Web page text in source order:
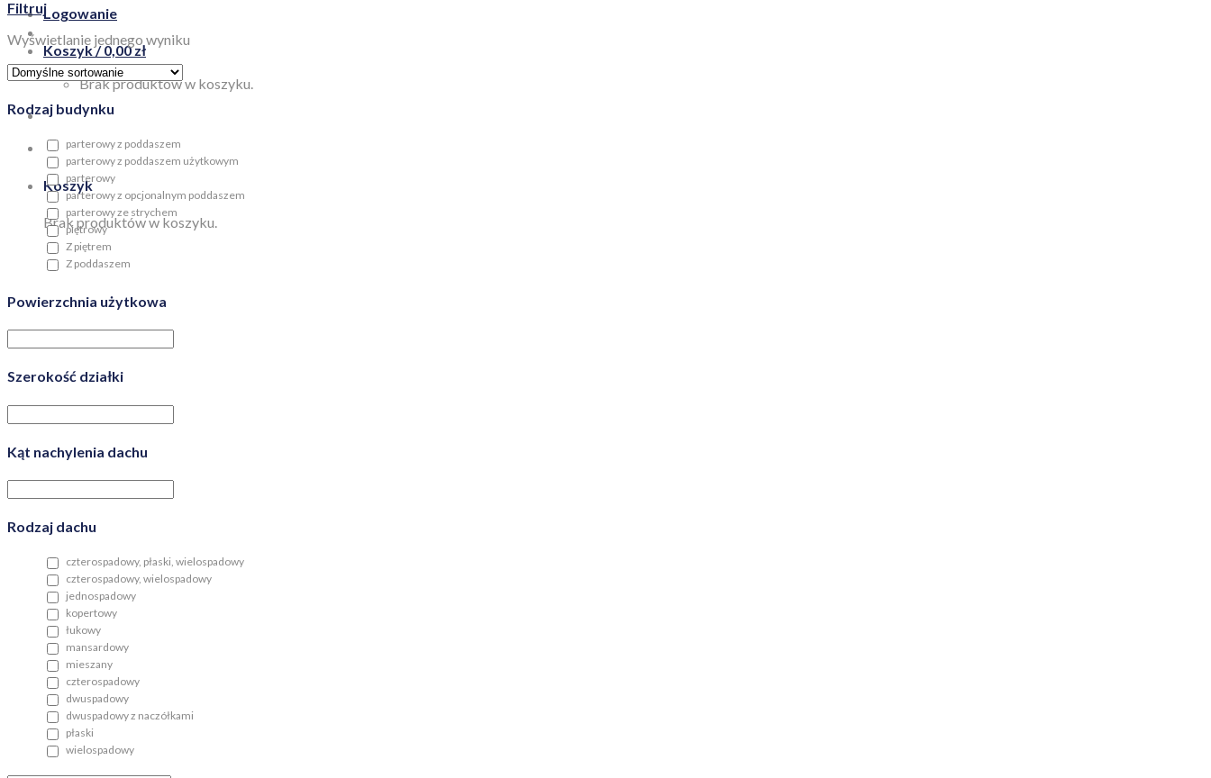
Logowanie
Koszyk /0,00zł
Brak produktów w koszyku.
Koszyk
Brak produktów w koszyku.
Filtruj
Wyświetlanie jednego wyniku
Rodzaj budynku
parterowy z poddaszem
parterowy z poddaszem użytkowym
parterowy
parterowy z opcjonalnym poddaszem
parterowy ze strychem
piętrowy
Z piętrem
Z poddaszem
Powierzchnia użytkowa
Szerokość działki
Kąt nachylenia dachu
Rodzaj dachu
czterospadowy, płaski, wielospadowy
czterospadowy, wielospadowy
jednospadowy
kopertowy
łukowy
mansardowy
mieszany
czterospadowy
dwuspadowy
dwuspadowy z naczółkami
płaski
wielospadowy